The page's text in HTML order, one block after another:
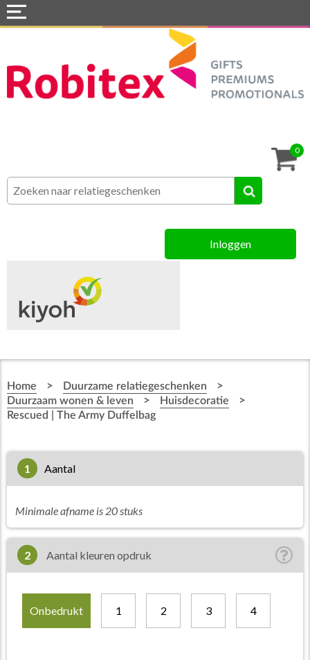
0
Inloggen
Webshops
Textiel
Home > Duurzame relatiegeschenken >
Duurzaam wonen & leven > Huisdecoratie >
Rescued | The Army Duffelbag
1 aantal
Minimale afname is 20 stuks
2 Aantal kleuren opdruk
Onbedrukt 1 2 3 4